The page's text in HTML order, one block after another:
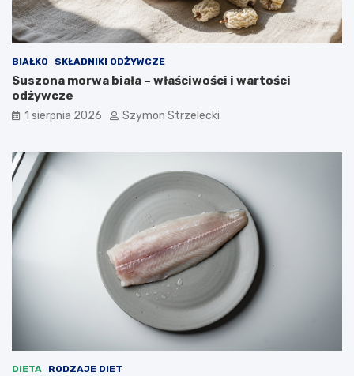
BIAŁKO SKŁADNIKI ODŻYWCZE
Suszona morwa biała – właściwości i wartości
odżywcze
1 sierpnia 2026 Szymon Strzelecki
DIETA RODZAJE DIET